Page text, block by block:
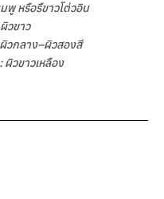
พู หรือรืขาวโต่วอิน
วขาว
วกลาง–ผิวสองสี
ผิวขาวเหลือง